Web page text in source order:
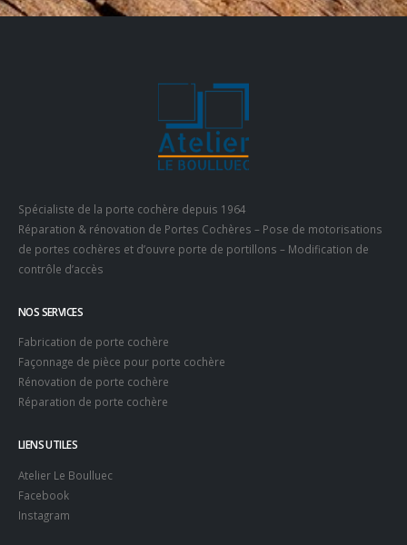
Spécialiste de la porte cochère depuis 1964
Réparation & rénovation de Portes Cochères – Pose de motorisations
de portes cochères et d’ouvre porte de portillons – Modification de
contrôle d’accès
NOS SERVICES
Fabrication de porte cochère
Façonnage de pièce pour porte cochère
Rénovation de porte cochère
Réparation de porte cochère
LIENS UTILES
Atelier Le Boulluec
Facebook
Instagram